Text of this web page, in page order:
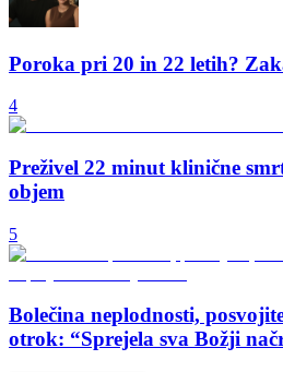
Poroka pri 20 in 22 letih?
4
Preživel 22 minut klinične
objem
5
Bolečina neplodnosti,
otrok: “Sprejela sva Božji